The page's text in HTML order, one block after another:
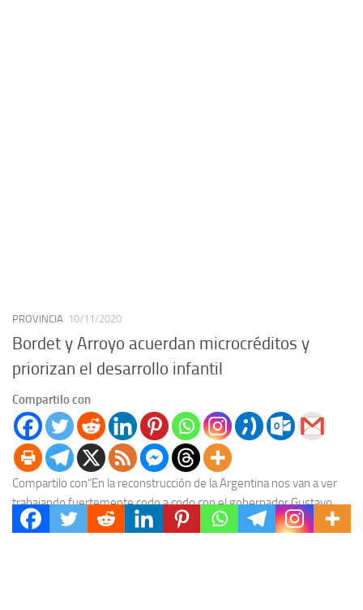
PROVINCIA 10/11/2020
Bordet y Arroyo acuerdan microcréditos y
priorizan el desarrollo infantil
Compartilo con
Compartilo con“En la reconstrucción de la Argentina nos van a ver
trabajando fuertemente codo a codo con el gobernador Gustavo
Bordet”, expresó el ministro de...